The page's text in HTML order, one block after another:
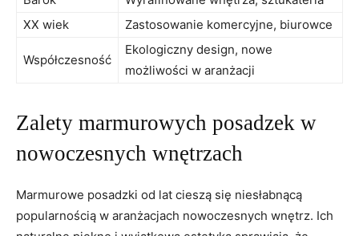
XX wiek
Zastosowanie komercyjne, biurowce
Współczesność
Ekologiczny design, nowe
możliwości w aranżacji
Zalety marmurowych posadzek w
nowoczesnych wnętrzach
Marmurowe posadzki od lat cieszą się niesłabnącą
popularnością w aranżacjach nowoczesnych wnętrz. Ich